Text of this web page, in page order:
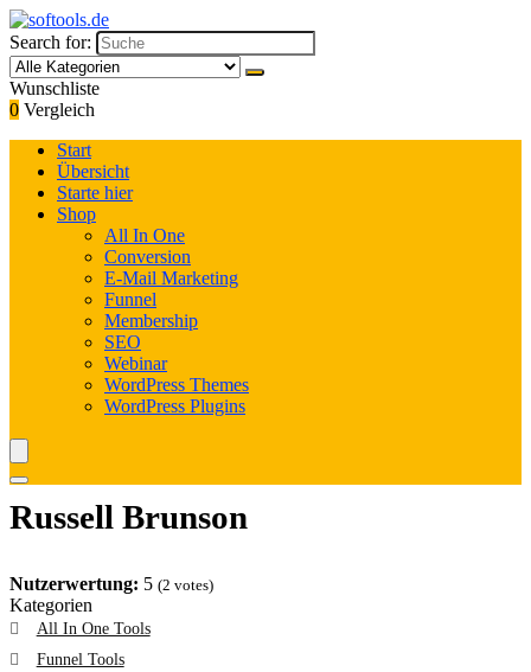
Search for:
Wunschliste
0 Vergleich
Start
Übersicht
Starte hier
Shop
All In One
Conversion
E-Mail Marketing
Funnel
Membership
SEO
Webinar
WordPress Themes
WordPress Plugins
Russell Brunson
Nutzerwertung: 5 (2 votes)
Kategorien
All In One Tools
Funnel Tools